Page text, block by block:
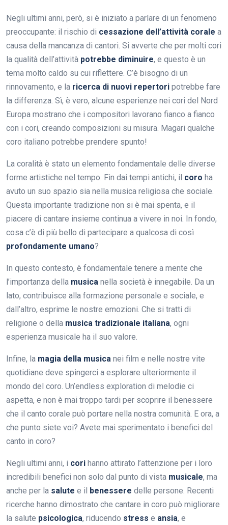
Negli ultimi anni, però, si è iniziato a parlare di un fenomeno
preoccupante: il rischio di cessazione dell’attività corale a
causa della mancanza di cantori. Si avverte che per molti cori
la qualità dell’attività potrebbe diminuire, e questo è un
tema molto caldo su cui riflettere. C’è bisogno di un
rinnovamento, e la ricerca di nuovi repertori potrebbe fare
la differenza. Sì, è vero, alcune esperienze nei cori del Nord
Europa mostrano che i compositori lavorano fianco a fianco
con i cori, creando composizioni su misura. Magari qualche
coro italiano potrebbe prendere spunto!
La coralità è stato un elemento fondamentale delle diverse
forme artistiche nel tempo. Fin dai tempi antichi, il coro ha
avuto un suo spazio sia nella musica religiosa che sociale.
Questa importante tradizione non si è mai spenta, e il
piacere di cantare insieme continua a vivere in noi. In fondo,
cosa c’è di più bello di partecipare a qualcosa di così
profondamente umano?
In questo contesto, è fondamentale tenere a mente che
l’importanza della musica nella società è innegabile. Da un
lato, contribuisce alla formazione personale e sociale, e
dall’altro, esprime le nostre emozioni. Che si tratti di
religione o della musica tradizionale italiana, ogni
esperienza musicale ha il suo valore.
Infine, la magia della musica nei film e nelle nostre vite
quotidiane deve spingerci a esplorare ulteriormente il
mondo del coro. Un’endless exploration di melodie ci
aspetta, e non è mai troppo tardi per scoprire il benessere
che il canto corale può portare nella nostra comunità. E ora, a
che punto siete voi? Avete mai sperimentato i benefici del
canto in coro?
Negli ultimi anni, i cori hanno attirato l’attenzione per i loro
incredibili benefici non solo dal punto di vista musicale, ma
anche per la salute e il benessere delle persone. Recenti
ricerche hanno dimostrato che cantare in coro può migliorare
la salute psicologica, riducendo stress e ansia, e